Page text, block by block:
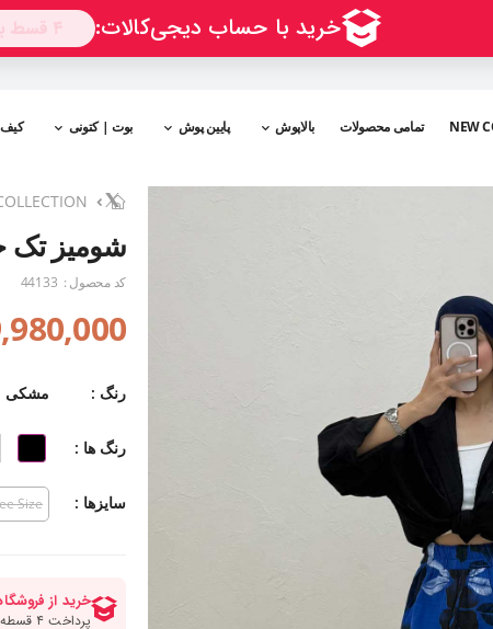
NEW تمامی محصولات بالاپوش پایین پوش بوت | کتونی
شومیز تک
کد محصول : 44133
9,980,000
رنگ : مشکی
رنگ ها :
سایزها : Size